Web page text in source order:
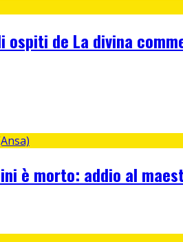
de La divina
è morto: addio al